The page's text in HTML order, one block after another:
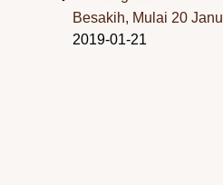
Besakih, Mulai 20
2019-01-21